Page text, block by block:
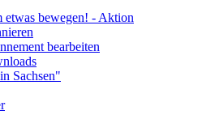
etwas bewegen! - Aktion
bearbeiten
Sachsen"